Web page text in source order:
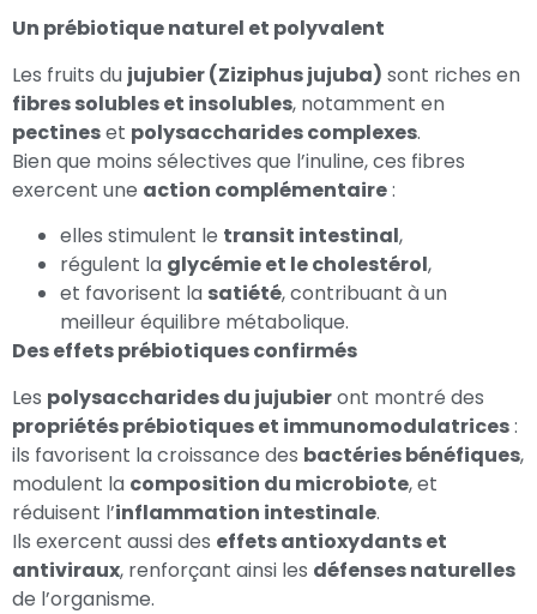
Un prébiotique naturel et polyvalent
Les fruits du jujubier (Ziziphus jujuba) sont riches en
fibres solubles et insolubles, notamment en
pectineset polysaccharides complexes.
Bien que moins sélectives que l’inuline, ces fibres
exercent une action complémentaire:
elles stimulent le transit intestinal,
régulent la glycémie et le cholestérol,
et favorisent la satiété, contribuant à un
meilleur équilibre métabolique.
Des effets prébiotiques confirmés
Les polysaccharides du jujubieront montré des
propriétés prébiotiques et immunomodulatrices:
ils favorisent la croissance des bactéries bénéfiques,
modulent la composition du microbiote, et
réduisent l’inflammation intestinale.
Ils exercent aussi des effets antioxydants et
antiviraux, renforçant ainsi les défenses naturelles
de l’organisme.